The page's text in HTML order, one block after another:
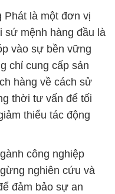
Phát là một đơn vị
sứ mệnh hàng đầu là
vào sự bền vững
chỉ cung cấp sản
hàng về cách sử
thời tư vấn để tối
thiểu tác động
công nghiệp
nghiên cứu và
đảm bảo sự an